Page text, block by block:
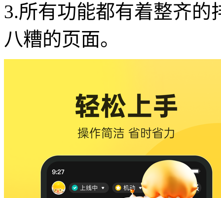
3.所有功能都有着整齐
八糟的页面。